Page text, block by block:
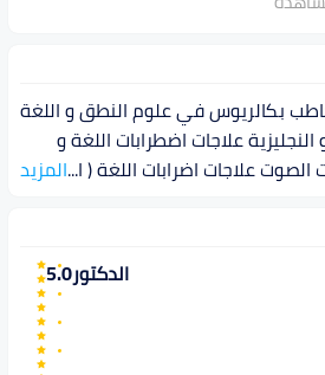
بكالريوس في علوم النطق و اللغة
علاجات اضطرابات اللغة و
الصوت علاجات اضرابات اللغة ( ا...المزيد
الدكتور5.0